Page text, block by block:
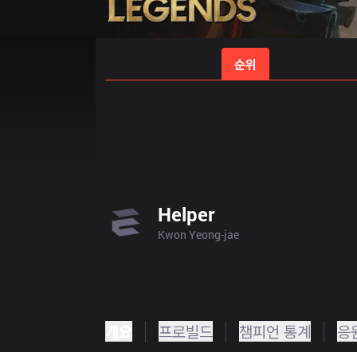
순위
Helper
Kwon Yeong-jae
프로빌드 챔피언 통계 응